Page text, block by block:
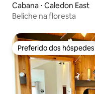
Cabana ⋅ Caledon East
Beliche na floresta
Preferido dos hóspedes
Preferido dos hóspedes